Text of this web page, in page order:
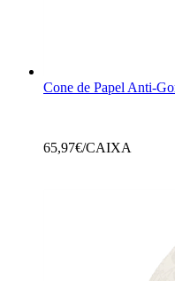
Cone de Papel Anti-
65,97€/CAIXA